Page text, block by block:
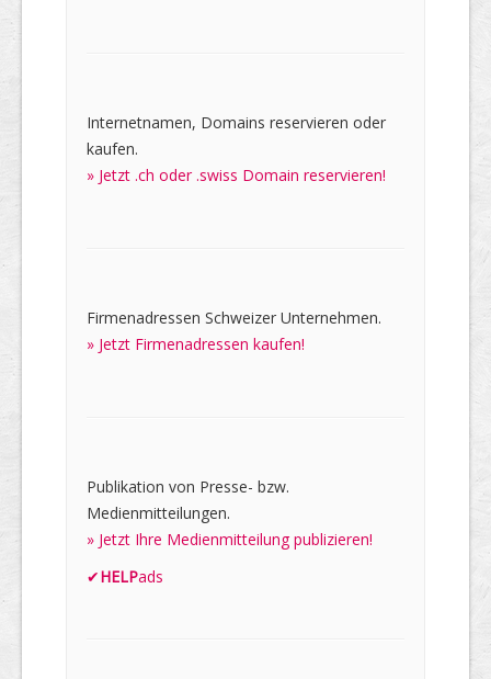
Internetnamen, Domains reservieren oder
kaufen.
» Jetzt .ch oder .swiss Domain reservieren!
Firmenadressen Schweizer Unternehmen.
» Jetzt Firmenadressen kaufen!
Publikation von Presse- bzw.
Medienmitteilungen.
» Jetzt Ihre Medienmitteilung publizieren!
✔HELPads